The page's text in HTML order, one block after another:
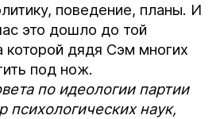
поведение, планы. И
это дошло до той
которой дядя Сэм многих
под нож.
по идеологии партии
наук,